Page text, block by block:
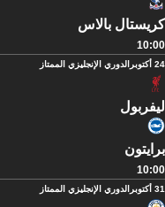
كريستال بالاس
10:00
24 أكتوبر الدوري الإنجليزي الممتاز
ليفربول
برايتون
10:00
31 أكتوبر الدوري الإنجليزي الممتاز